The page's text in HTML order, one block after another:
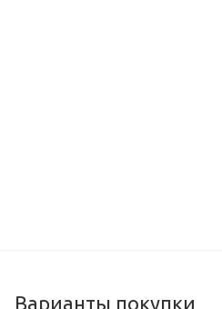
Варианты покупки